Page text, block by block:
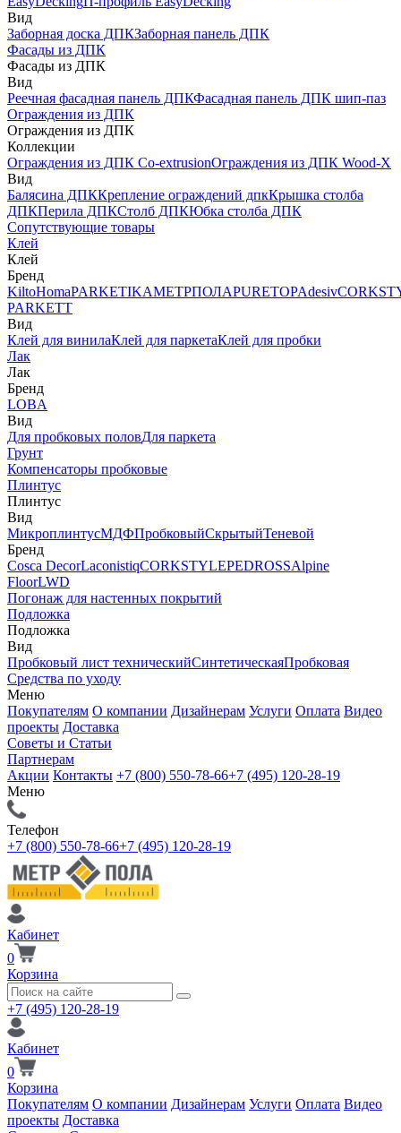
Вид
Заборная доска ДПКЗаборная панель ДПК
Фасады из ДПК
Фасады из ДПК
Вид
Реечная фасадная панель ДПКФасадная панель ДПК шип-паз
Ограждения из ДПК
Ограждения из ДПК
Коллекции
Ограждения из ДПК Co-extrusionОграждения из ДПК Wood-X
Вид
Балясина ДПККрепление ограждений дпкКрышка столба
ДПКПерила ДПКСтолб ДПКЮбка столба ДПК
Сопутствующие товары
Клей
Клей
Бренд
KiltoHomaPARKETIKAМЕТРПОЛАPURETOPAdesiv
PARKETT
Вид
Клей для винилаКлей для паркетаКлей для пробки
Лак
Лак
Бренд
LOBA
Вид
Для пробковых половДля паркета
Грунт
Компенсаторы пробковые
Плинтус
Плинтус
Вид
МикроплинтусМДФПробковыйСкрытыйТеневой
Бренд
Cosca DecorLaconistiqCORKSTYLEPEDROSSAlpine
FloorLWD
Погонаж для настенных покрытий
Подложка
Подложка
Вид
Пробковый лист техническийСинтетическаяПробковая
Средства по уходу
Меню
Покупателям О компании Дизайнерам Услуги Оплата Видео
проекты Доставка
Советы и Статьи
Партнерам
Акции Контакты +7 (800) 550-78-66+7 (495) 120-28-19
Меню
Телефон
+7 (800) 550-78-66+7 (495) 120-28-19
Кабинет
0
Корзина
+7 (495) 120-28-19
Кабинет
0
Корзина
Покупателям О компании Дизайнерам Услуги Оплата Видео
проекты Доставка